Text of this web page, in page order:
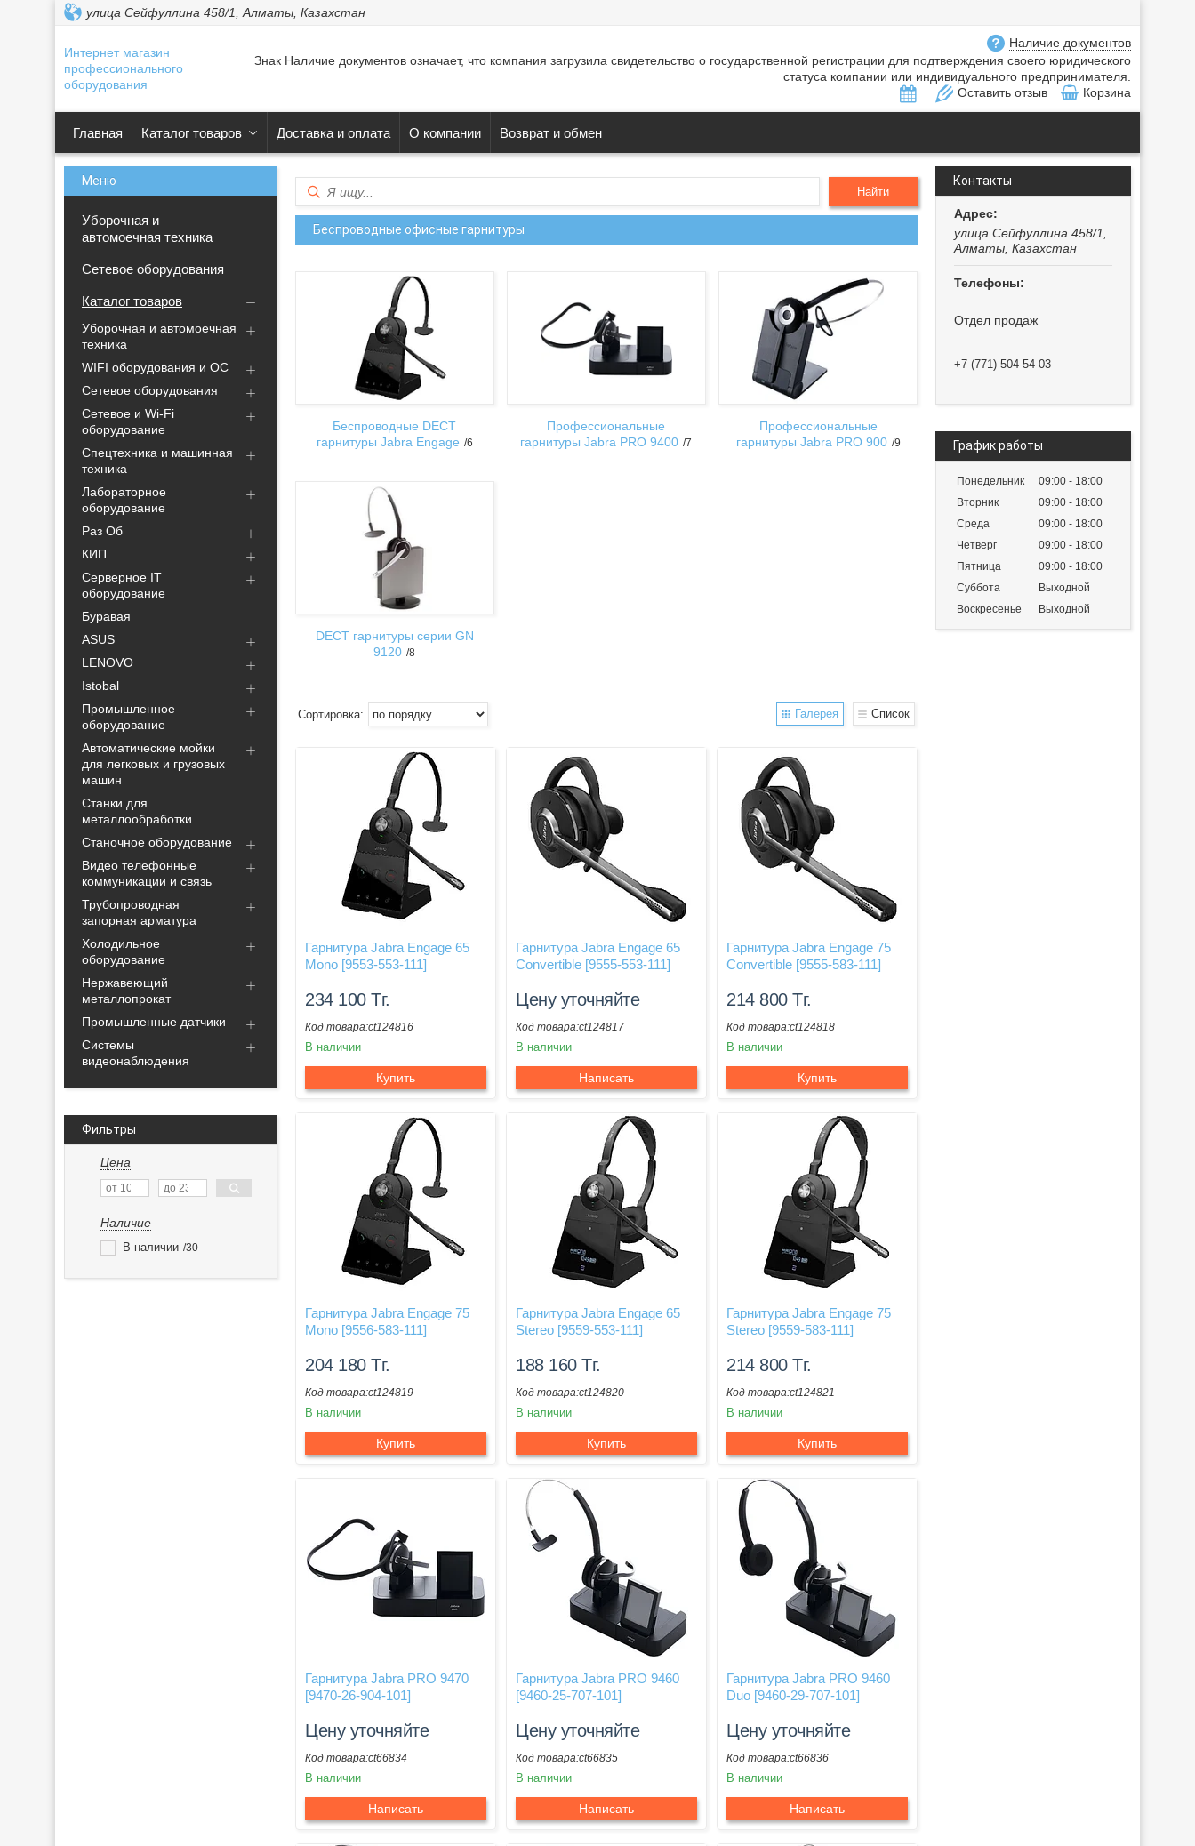
улица Сейфуллина 458/1, Алматы, Казахстан
Интернет магазин
профессионального
оборудования
Наличие документов
Знак Наличие документов означает, что компания загрузила свидетельство о государственной регистрации для подтверждения своего юридического
статуса компании или индивидуального предпринимателя.
Оставить отзыв
Корзина
Главная Каталог товаров Доставка и оплата О компании Возврат и обмен
Уборочная и
автомоечная техника
Сетевое оборудования
Каталог товаров
Уборочная и автомоечная
техника
WIFI оборудования и ОС
Сетевое оборудования
Сетевое и Wi-Fi
оборудование
Спецтехника и машинная
техника
Лабораторное
оборудование
Раз Об
КИП
Серверное IT
оборудование
Буравая
ASUS
LENOVO
Istobal
Промышленное
оборудование
Автоматические мойки
для легковых и грузовых
машин
Станки для
металлообработки
Станочное оборудование
Видео телефонные
коммуникации и связь
Трубопроводная
запорная арматура
Холодильное
оборудование
Нержавеющий
металлопрокат
Промышленные датчики
Системы
видеонаблюдения
Фильтры
Цена
Наличие
В наличии 30
Найти
Беспроводные офисные гарнитуры
Беспроводные DECT
гарнитуры Jabra Engage
6
Профессиональные
гарнитуры Jabra PRO 9400
7
Профессиональные
гарнитуры Jabra PRO 900 9
DECT гарнитуры серии GN
9120 8
Галерея Список
Гарнитура Jabra Engage 65
Mono [9553-553-111]
234 100Тг.
ct124816
В наличии
Купить
Гарнитура Jabra Engage 65
Convertible [9555-553-111]
Цену уточняйте
ct124817
В наличии
Написать
Гарнитура Jabra Engage 75
Convertible [9555-583-111]
214 800Тг.
ct124818
В наличии
Купить
Гарнитура Jabra Engage 75
Mono [9556-583-111]
204 180Тг.
ct124819
В наличии
Купить
Гарнитура Jabra Engage 65
Stereo [9559-553-111]
188 160Тг.
ct124820
В наличии
Купить
Гарнитура Jabra Engage 75
Stereo [9559-583-111]
214 800Тг.
ct124821
В наличии
Купить
Гарнитура Jabra PRO 9470
[9470-26-904-101]
Цену уточняйте
ct66834
В наличии
Написать
Гарнитура Jabra PRO 9460
[9460-25-707-101]
Цену уточняйте
ct66835
В наличии
Написать
Гарнитура Jabra PRO 9460
Duo [9460-29-707-101]
Цену уточняйте
ct66836
В наличии
Написать
Контакты
улица Сейфуллина 458/1,
Алматы, Казахстан
Отдел продаж
+7 (771) 504-54-03
График работы
Понедельник 09:00
18:00
Вторник
09:00
18:00
Среда
09:00
18:00
Четверг
09:00
18:00
Пятница
09:00
18:00
Суббота
Выходной
Воскресенье
Выходной